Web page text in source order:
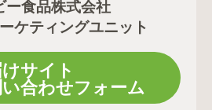
ー食品株式会社
ケティングユニット
サイト
合わせフォーム